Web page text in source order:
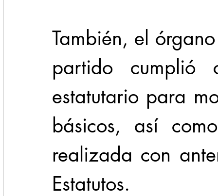
También, el
partido cumplió
estatutario para
básicos, así
realizada con
Estatutos.